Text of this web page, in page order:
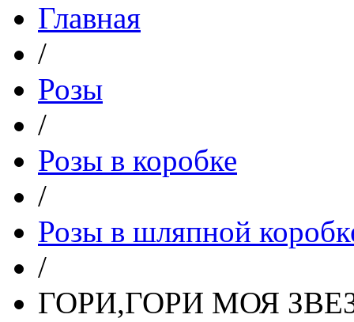
Главная
/
Розы
/
Розы в коробке
/
Розы в шляпной
/
ГОРИ,ГОРИ МОЯ